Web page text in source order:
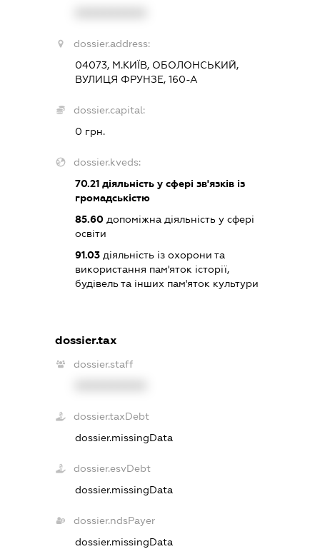
dossier.address:
04073, М.КИЇВ, ОБОЛОНСЬКИЙ,
ВУЛИЦЯ ФРУНЗЕ, 160-А
dossier.capital:
0 грн.
dossier.kveds:
70.21діяльність у сфері зв'язків із
громадськістю
85.60допоміжна діяльність у сфері
освіти
91.03діяльність із охорони та
використання пам'яток історії,
будівель та інших пам'яток культури
dossier.tax
dossier.staff
dossier.taxDebt
dossier.missingData
dossier.esvDebt
dossier.missingData
dossier.ndsPayer
dossier.missingData